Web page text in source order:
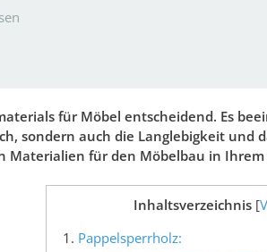
für Möbel entscheidend. Es
sondern auch die Langlebigkeit und
für den Möbelbau in
Inhaltsverzeichnis [
Pappelsperrholz: